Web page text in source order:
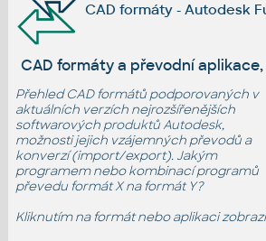
CAD formáty - Autodesk
CAD formáty a převodní
Přehled CAD formátů podporovaných v
aktuálních verzích nejrozšířenějších
softwarových produktů Autodesk,
možnosti jejich vzájemných převodů a
konverzí (import/export). Jakým
programem nebo kombinací programů
převedu formát X na formát Y?
Kliknutím na formát nebo aplikaci